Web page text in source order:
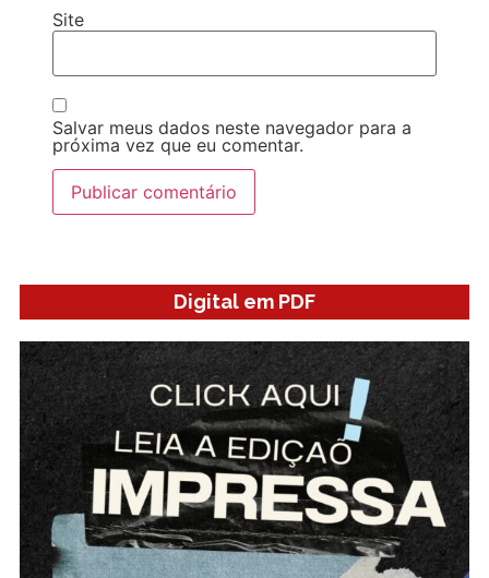
Site
Salvar meus dados neste navegador para a
próxima vez que eu comentar.
Digital em PDF